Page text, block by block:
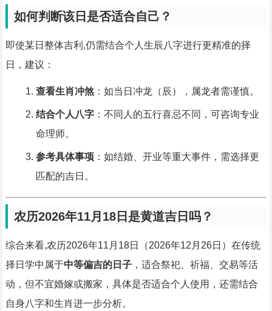
如何判断该日是否适合自己？
即使某日整体吉利,仍需结合个人生辰八字进行更精准的择
日，建议：
查看生肖冲煞：如当日冲龙（辰），属龙者需谨慎。
结合个人八字：不同人的五行喜忌不同，可咨询专业
命理师。
参考具体事项：如结婚、开业等重大事件，需选择更
匹配的吉日。
农历2026年11月18日是黄道吉日吗？
综合来看,农历2026年11月18日（2026年12月26日）在传统
择日学中属于中等偏吉的日子，适合祭祀、祈福、交易等活
动，但不宜婚嫁或搬家，具体是否适合个人使用，还需结合
自身八字和生肖进一步分析。